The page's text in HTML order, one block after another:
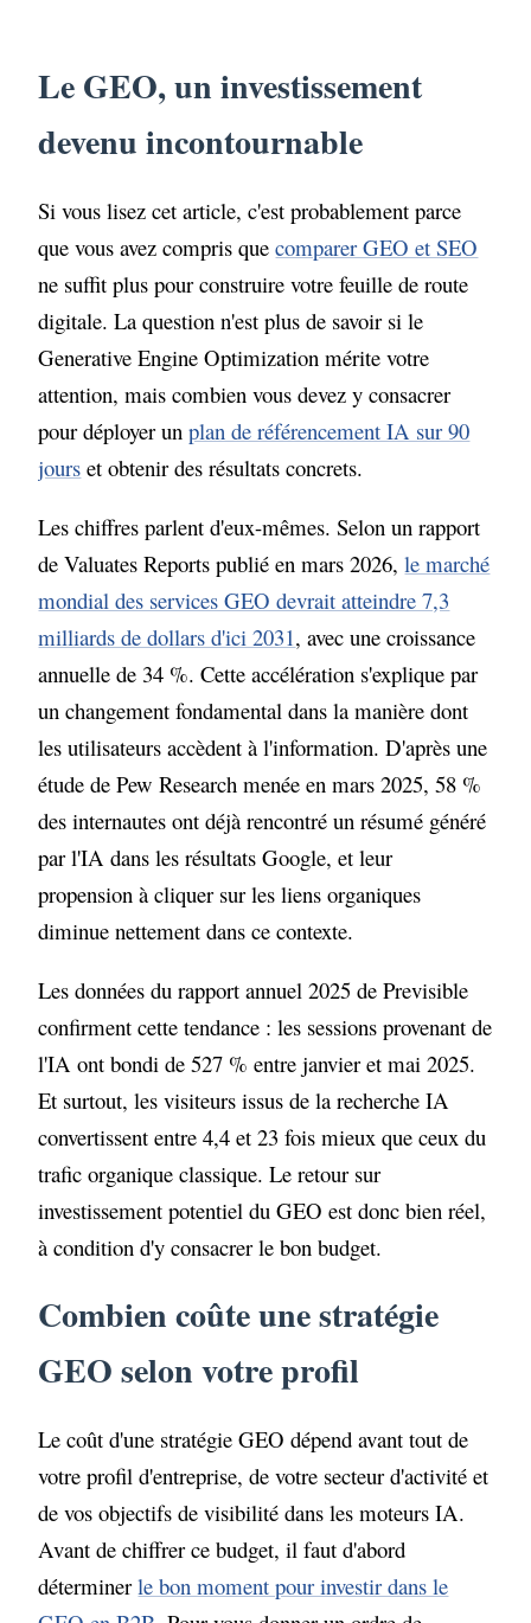
Combien coûte une stratégie GEO selon
Comment optimiser la répartition de son
budget
Les erreurs budgétaires à éviter
Quel retour sur investissement attendre
Le GEO, un investissement
devenu incontournable
Si vous lisez cet article, c'est probablement parce
que vous avez compris quecomparer GEO et SEO
ne suffit plus pour construire votre feuille de route
digitale. La question n'est plus de savoir si le
Generative Engine Optimization mérite votre
attention, mais combien vous devez y consacrer
pour déployer unplan de référencement IA sur 90
jours et obtenir des résultats concrets.
Les chiffres parlent d'eux-mêmes. Selon un rapport
de Valuates Reports publié en mars 2026,le marché
mondial des services GEO devrait atteindre 7,3
milliards de dollars d'ici 2031, avec une croissance
annuelle de 34 %. Cette accélération s'explique par
un changement fondamental dans la manière dont
les utilisateurs accèdent à l'information. D'après une
étude de Pew Research menée en mars 2025, 58 %
des internautes ont déjà rencontré un résumé généré
par l'IA dans les résultats Google, et leur
propension à cliquer sur les liens organiques
diminue nettement dans ce contexte.
Les données du rapport annuel 2025 de Previsible
confirment cette tendance : les sessions provenant de
l'IA ont bondi de 527 % entre janvier et mai 2025.
Et surtout, les visiteurs issus de la recherche IA
convertissent entre 4,4 et 23 fois mieux que ceux du
trafic organique classique. Le retour sur
investissement potentiel du GEO est donc bien réel,
à condition d'y consacrer le bon budget.
Combien coûte une stratégie
GEO selon votre profil
Le coût d'une stratégie GEO dépend avant tout de
votre profil d'entreprise, de votre secteur d'activité et
de vos objectifs de visibilité dans les moteurs IA.
Avant de chiffrer ce budget, il faut d'abord
déterminerle bon moment pour investir dans le